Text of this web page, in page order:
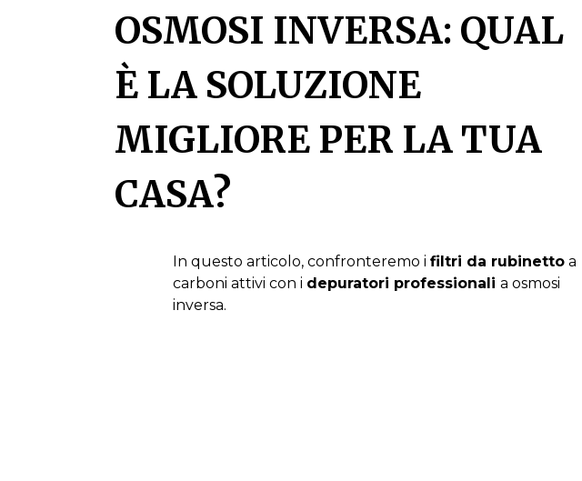
OSMOSI INVERSA: QUAL
È LA SOLUZIONE
MIGLIORE PER LA TUA
CASA?
In questo articolo, confronteremo i filtri da rubinetto a
carboni attivi con i depuratori professionali a osmosi
inversa.